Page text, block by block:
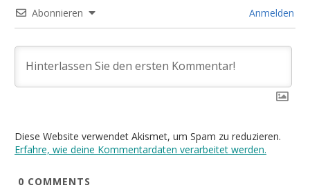
Abonnieren Anmelden
Diese Website verwendet Akismet, um Spam zu reduzieren.
Erfahre, wie deine Kommentardaten verarbeitet werden.
0 COMMENTS